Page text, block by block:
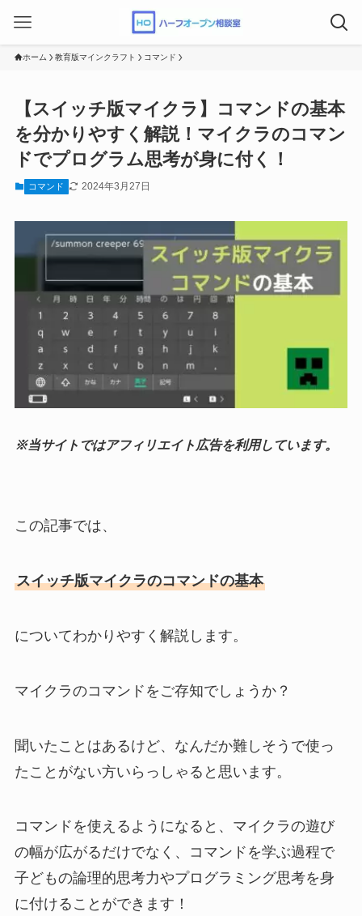
ホーム 教育版マインクラフト コマンド
【スイッチ版マイクラ】コマンドの基本
を分かりやすく解説！マイクラのコマン
ドでプログラム思考が身に付く！
コマンド 2024年3月27日
※当サイトではアフィリエイト広告を利用しています。
この記事では、
スイッチ版マイクラのコマンドの基本
についてわかりやすく解説します。
マイクラのコマンドをご存知でしょうか？
聞いたことはあるけど、なんだか難しそうで使っ
たことがない方いらっしゃると思います。
コマンドを使えるようになると、マイクラの遊び
の幅が広がるだけでなく、コマンドを学ぶ過程で
子どもの論理的思考力やプログラミング思考を身
に付けることができます！